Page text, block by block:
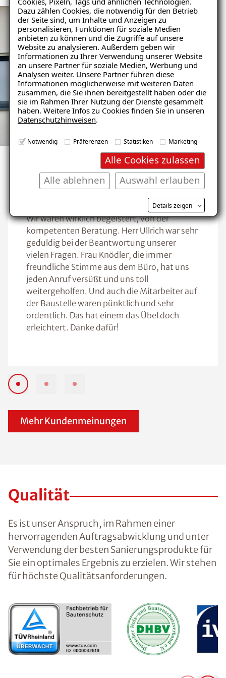
Dazu zählen Cookies, die notwendig für den Betrieb
der Seite sind, um Inhalte und Anzeigen zu
personalisieren, Funktionen für soziale Medien
anbieten zu können und die Zugriffe auf unsere
Website zu analysieren. Außerdem geben wir
Informationen zu Ihrer Verwendung unserer Website
an unsere Partner für soziale Medien, Werbung und
Analysen weiter. Unsere Partner führen diese
Informationen möglicherweise mit weiteren Daten
zusammen, die Sie ihnen bereitgestellt haben oder die
sie im Rahmen Ihrer Nutzung der Dienste gesammelt
haben. Weitere Infos zu Cookies finden Sie in unseren
Datenschutzhinweisen.
Notwendig Präferenzen Statistiken Marketing
Alle Cookies zulassen
Auswahl erlauben
Alle ablehnen
Details zeigen
Wir waren wirklich begeistert, von der
kompetenten Beratung. Herr Ullrich war sehr
geduldig bei der Beantwortung unserer
vielen Fragen. Frau Knödler, die immer
freundliche Stimme aus dem Büro, hat uns
jeden Anruf versüßt und uns toll
weitergeholfen. Und auch die Mitarbeiter auf
der Baustelle waren pünktlich und sehr
ordentlich. Das hat einem das Übel doch
erleichtert. Danke dafür!
Mehr Kundenmeinungen
Qualität
Es ist unser Anspruch, im Rahmen einer
hervorragenden Auftragsabwicklung und unter
Verwendung der besten Sanierungsprodukte für
Sie ein optimales Ergebnis zu erzielen. Wir stehen
für höchste Qualitätsanforderungen.